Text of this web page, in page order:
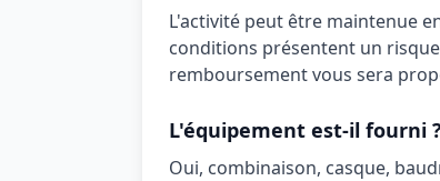
L'activité peut être maintenue
conditions présentent un
remboursement vous sera
L'équipement est-il fourni ?
Oui, combinaison, casque,